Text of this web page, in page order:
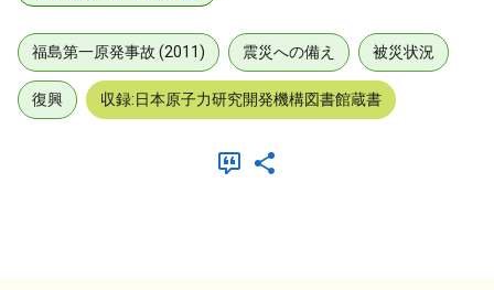
福島第一原発事故 (2011) 震災への備え 被災状況
復興 収録:日本原子力研究開発機構図書館蔵書